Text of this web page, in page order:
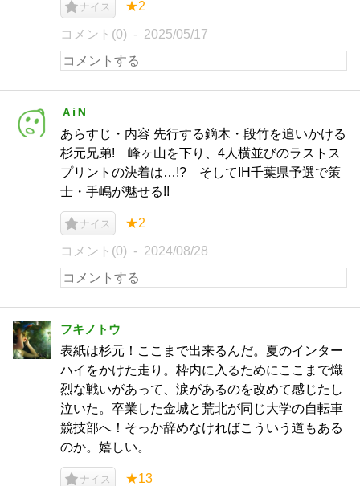
ナイス ★2
コメント(0) 2025/05/17
ＡiＮ
あらすじ・内容 先行する鏑木・段竹を追いかける
杉元兄弟! 峰ヶ山を下り、4人横並びのラストス
プリントの決着は…!? そしてIH千葉県予選で策
士・手嶋が魅せる!!
ナイス ★2
コメント(0) 2024/08/28
フキノトウ
表紙は杉元！ここまで出来るんだ。夏のインター
ハイをかけた走り。枠内に入るためにここまで熾
烈な戦いがあって、涙があるのを改めて感じたし
泣いた。卒業した金城と荒北が同じ大学の自転車
競技部へ！そっか辞めなければこういう道もある
のか。嬉しい。
ナイス ★13